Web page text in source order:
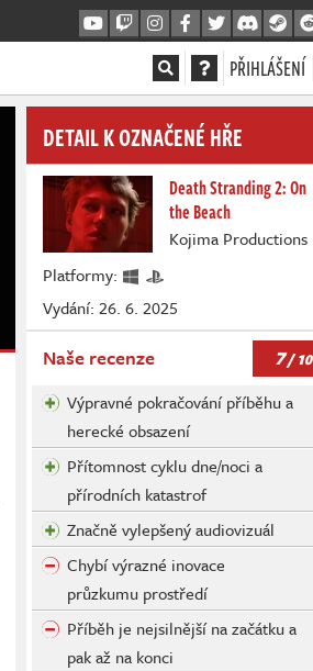
PŘIHLÁŠENÍ
DETAIL K OZNAČENÉ HŘE
Death Stranding 2: On
the Beach
Kojima Productions
Platformy:
Vydání: 26. 6. 2025
Naše recenze 7/ 10
Výpravné pokračování příběhu a
herecké obsazení
Přítomnost cyklu dne/noci a
přírodních katastrof
Značně vylepšený audiovizuál
Chybí výrazné inovace
průzkumu prostředí
Příběh je nejsilnější na začátku a
pak až na konci